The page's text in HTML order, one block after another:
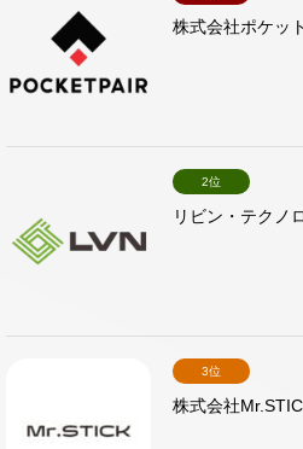
株式会社ポケッ
2位
リビン・テクノ
3位
株式会社